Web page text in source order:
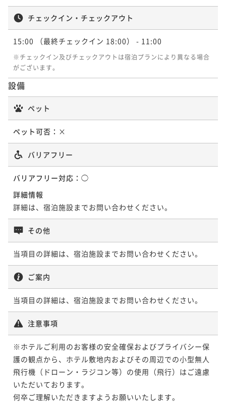
【素泊】焚火と温泉。大自然を舞台に、自分流に愉し
むハイクラスステイ
素泊まり 現地決済可 事前決済可
IN 15:00 - 18:00 OUT11:00
ポイント即利用で 最大5％OFF
2名 ¥ 162,260 ~
【朝食付】大自然の息吹と、体に優しい美食。心豊か
な一日を始めるハイクラスステイ
朝食付き 現地決済可 事前決済可
IN 15:00 - 18:00 OUT11:00
¥178,192~
のコンプリートステイ
二食付き 現地決済可 事前決済可
IN 15:00 - 18:00 OUT11:00
ポイント即利用で最大5％OFF
【2食付】大自然の恵みと、珠玉のイノベイティブフレ
ンチ。五感で味わう至福のコンプリートステイ
二食付き 現地決済可 事前決済可
IN 15:00 - 18:00 OUT11:00
ポイント即利用で最大5％OFF
¥227,472~
チェックイン・チェックアウト
15:00 （最終チェックイン 18:00） - 11:00
※チェックイン及びチェックアウトは宿泊プランにより異なる場合
がございます。
設備
ペット
ペット可否： ×
バリアフリー
バリアフリー対応： ◯
詳細情報
詳細は、宿泊施設までお問い合わせください。
その他
当項目の詳細は、宿泊施設までお問い合わせください。
ご案内
当項目の詳細は、宿泊施設までお問い合わせください。
注意事項
※ホテルご利用のお客様の安全確保およびプライバシー保
護の観点から、ホテル敷地内およびその周辺での小型無人
飛行機（ドローン・ラジコン等）の使用（飛行）はご遠慮
いただいております。
何卒ご理解いただきますようお願いいたします。